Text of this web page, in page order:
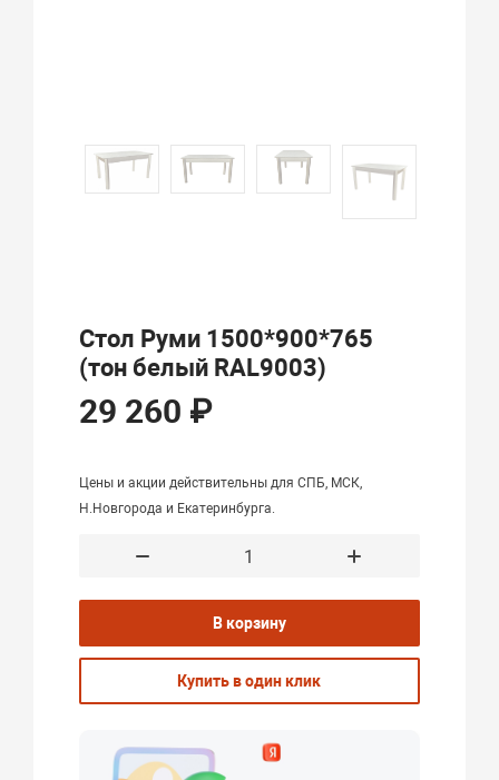
Стол Руми 1500*900*765
(тон белый RAL9003)
29 260 ₽
Цены и акции действительны для СПБ, МСК,
Н.Новгорода и Екатеринбурга.
В корзину
Купить в один клик